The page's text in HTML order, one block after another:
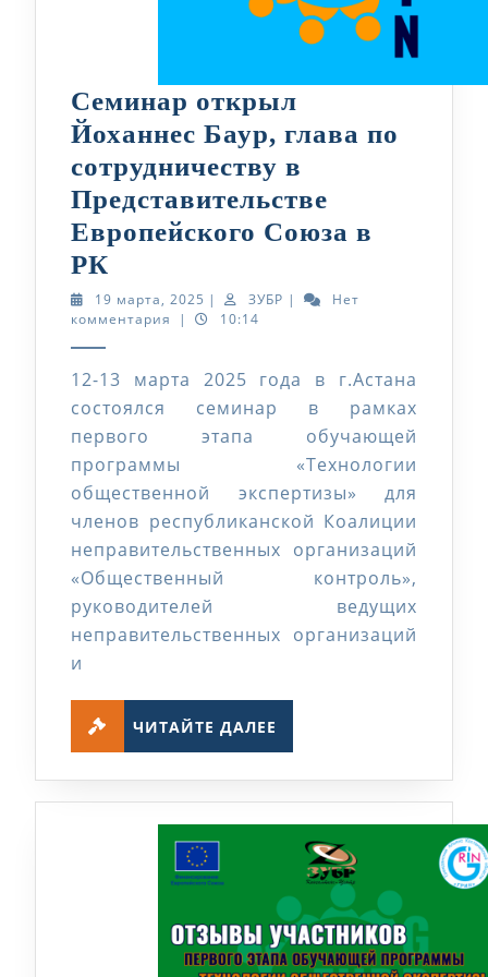
Семинар открыл
Йоханнес Баур, глава по
сотрудничеству в
Представительстве
Европейского Союза в
РК
открыл
Йоханнес
глава
по
сотрудничеству
в
Представительстве
Европейского
Союза
в
РК
19 марта, 2025 19
марта,
| ЗУБР ЗУБР
|
Нет
комментария
| 10:14
12-13 марта 2025 года в г.Астана
состоялся семинар в рамках
первого этапа обучающей
программы «Технологии
общественной экспертизы» для
членов республиканской Коалиции
неправительственных организаций
«Общественный контроль»,
руководителей ведущих
неправительственных организаций
и
ЧИТАЙТЕ ДАЛЕЕ